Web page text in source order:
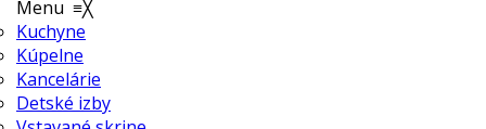
Menu ≡╳
Kuchyne
Kúpelne
Kancelárie
Detské izby